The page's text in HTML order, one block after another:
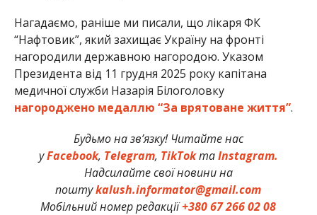
Нагадаємо, раніше ми писали, що лікаря ФК
“Нафтовик”, який захищає Україну на фронті
нагородили державною нагородою. Указом
Президента від 11 грудня 2025 року капітана
медичної служби Назарія Білоголовку
нагороджено медаллю “За врятоване життя”.
Будьмо на зв’язку! Читайте нас
уFacebook, Telegram, TikTokтаInstagram.
Надсилайте свої новини на
поштуkalush.informator@gmail.com
Мобільний номер редакції+380 67 266 02 08